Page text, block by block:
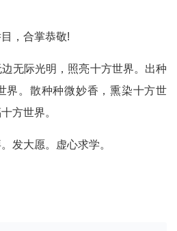
，合掌恭敬!
际光明，照亮十方世界。出种
界。散种种微妙香，熏染十方世
方世界。
大愿。虚心求学。